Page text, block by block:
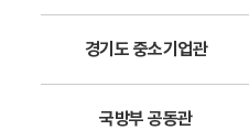
경기도 중소기업관
국방부 공동관